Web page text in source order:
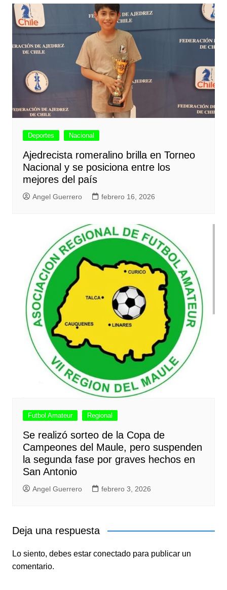
Deportes Nacional
Ajedrecista romeralino brilla en Torneo
Nacional y se posiciona entre los
mejores del país
Angel Guerrero febrero 16, 2026
Futbol Amateur Regional
Se realizó sorteo de la Copa de
Campeones del Maule, pero suspenden
la segunda fase por graves hechos en
San Antonio
Angel Guerrero febrero 3, 2026
Deja una respuesta
Lo siento, debes estar conectadopara publicar un
comentario.